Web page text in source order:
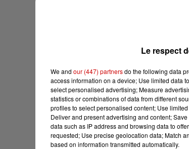
Le respect
We and our (447) partnersdo the following data
access information on a device; Use limited data
select personalised advertising; Measure
statistics or combinations of data from different
profiles to select personalised content; Use
Deliver and present advertising and content;
data such as IP address and browsing data to
requested; Use precise geolocation data; Match
based on information transmitted automatically.